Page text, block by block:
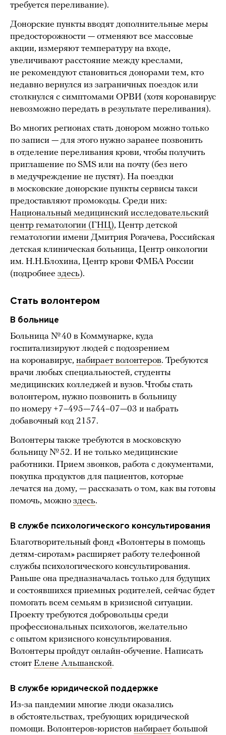
требуется переливание).
Донорские пункты вводят дополнительные меры
предосторожности — отменяют все массовые
акции, измеряют температуру на входе,
увеличивают расстояние между креслами,
не рекомендуют становиться донорами тем, кто
недавно вернулся из заграничных поездок или
столкнулся с симптомами ОРВИ (хотя коронавирус
невозможно передать в результате переливания).
Во многих регионах стать донором можно только
по записи — для этого нужно заранее позвонить
в отделение переливания крови, чтобы получить
приглашение по SMS или на почту (без него
в медучреждение не пустят). На поездки
в московские донорские пункты сервисы такси
предоставляют промокоды. Среди них:
Национальный медицинский исследовательский
центр гематологии (ГНЦ), Центр детской
гематологии имени Дмитрия Рогачева, Российская
детская клиническая больница, Центр онкологии
им. Н.Н.Блохина, Центр крови ФМБА России
(подробнее здесь).
Стать волонтером
В больнице
Больница № 40 в Коммунарке, куда
госпитализируют людей с подозрением
на коронавирус, набирает волонтеров. Требуются
врачи любых специальностей, студенты
медицинских колледжей и вузов. Чтобы стать
волонтером, нужно позвонить в больницу
по номеру +7–495—744–07—03 и набрать
добавочный код 2157.
Волонтеры также требуются в московскую
больницу № 52. И не только медицинские
работники. Прием звонков, работа с документами,
покупка продуктов для пациентов, которые
лечатся на дому, — рассказать о том, как вы готовы
помочь, можно здесь.
В службе психологического консультирования
Благотворительный фонд «Волонтеры в помощь
детям-сиротам» расширяет работу телефонной
службы психологического консультирования.
Раньше она предназначалась только для будущих
и состоявшихся приемных родителей, сейчас будет
помогать всем семьям в кризисной ситуации.
Проекту требуются добровольцы среди
профессиональных психологов, желательно
с опытом кризисного консультирования.
Волонтеры пройдут онлайн-обучение. Написать
стоит Елене Альшанской.
В службе юридической поддержке
Из-за пандемии многие люди оказались
в обстоятельствах, требующих юридической
помощи. Волонтеров-юристов набирает большой